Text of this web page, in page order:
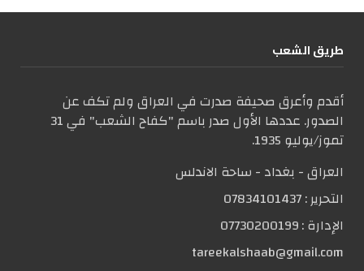
طریق الشعب
أقدم وأعرق صحيفة صدرت في العراق ولم تكف عن
الصدور. عددها الأول صدر باسم "كفاح الشعب" في 31
تموز/يوليو 1935.
العراق - بغداد - ساحة الاندلس
التحریر :07834101437
الإدارة :07730200199
tareekalshaab@gmail.com